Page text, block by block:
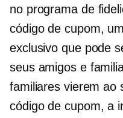
no programa de
código de cupom,
exclusivo que pode
seus amigos e
familiares vierem ao
código de cupom, a